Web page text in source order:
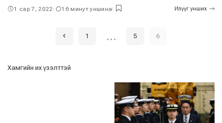
1 сар 7, 2022 16 минут уншина Илүүг унших
1 … 5 6
Хамгийн их үзэлттэй